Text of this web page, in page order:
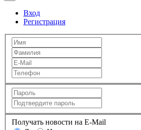
Вход
Регистрация
Получать новости на E-Mail